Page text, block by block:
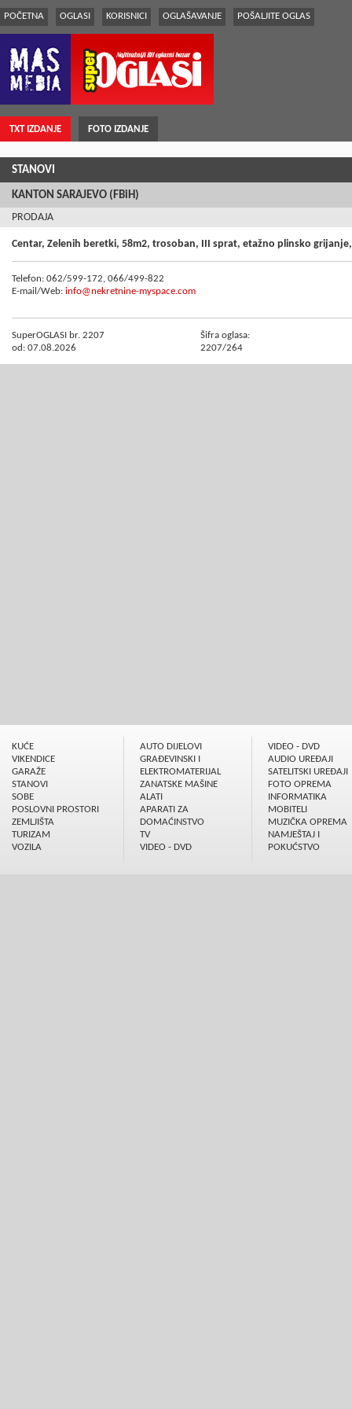
POČETNA OGLASI KORISNICI OGLAŠAVANJE POŠALJITE OGLAS
TXT IZDANJE FOTO IZDANJE
STANOVI
KANTON SARAJEVO (FBiH)
PRODAJA
Centar, Zelenih beretki, 58m2, trosoban, III sprat, etažno plinsko
Telefon: 062/599-172, 066/499-822
E-mail/Web: info@nekretnine-myspace.com
SuperOGLASI br. 2207
od: 07.08.2026
Šifra oglasa:
2207/264
KUĆE
VIKENDICE
GARAŽE
STANOVI
SOBE
POSLOVNI PROSTORI
ZEMLJIŠTA
TURIZAM
VOZILA
AUTO DIJELOVI
GRAÐEVINSKI I
ELEKTROMATERIJAL
ZANATSKE MAŠINE
ALATI
APARATI ZA
DOMAĆINSTVO
TV
VIDEO - DVD
VIDEO - DVD
AUDIO UREÐAJI
SATELITSKI UREÐAJI
FOTO OPREMA
INFORMATIKA
MOBITELI
MUZIČKA OPREMA
NAMJEŠTAJ I
POKUĆSTVO